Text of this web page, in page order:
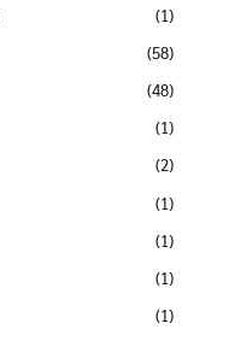
(1)
(58)
(48)
(1)
(2)
(1)
(1)
(1)
(1)